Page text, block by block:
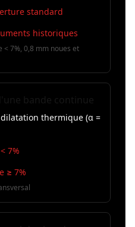
standard
historiques
7%, 0,8 mm noues et
thermique (α =
7%
≥ 7%